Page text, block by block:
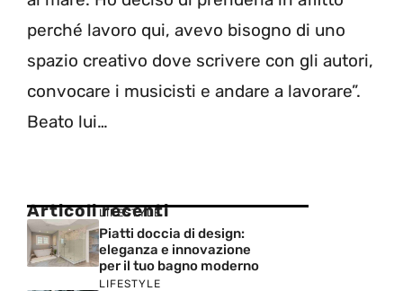
perché lavoro qui, avevo bisogno di uno
spazio creativo dove scrivere con gli autori,
convocare i musicisti e andare a lavorare”.
Beato lui…
Articoli recenti
LIFESTYLE
Piatti doccia di design:
eleganza e innovazione
per il tuo bagno moderno
LIFESTYLE